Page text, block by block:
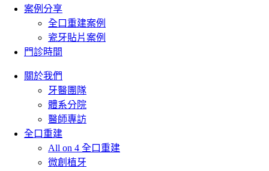
案例分享
全口重建案例
瓷牙貼片案例
門診時間
關於我們
牙醫團隊
體系分院
醫師專訪
全口重建
All on 4 全口重建
微創植牙